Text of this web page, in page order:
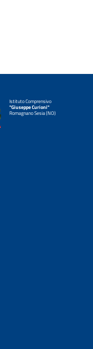
Istituto Comprensivo
"Giuseppe Curioni"
Romagnano Sesia (NO)